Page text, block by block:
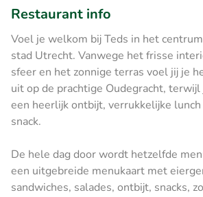
Restaurant info
Voel je welkom bij Teds in het
stad Utrecht. Vanwege het frisse
sfeer en het zonnige terras voel jij je
uit op de prachtige Oudegracht,
een heerlijk ontbijt, verrukkelijke
snack.
De hele dag door wordt hetzelfde
een uitgebreide menukaart met
sandwiches, salades, ontbijt, snacks,